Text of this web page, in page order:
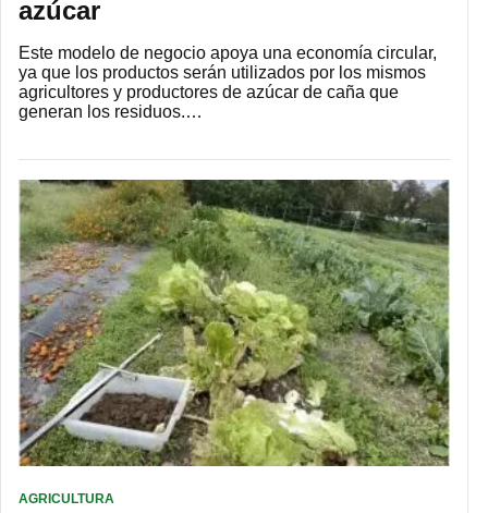
azúcar
Este modelo de negocio apoya una economía circular,
ya que los productos serán utilizados por los mismos
agricultores y productores de azúcar de caña que
generan los residuos.…
AGRICULTURA